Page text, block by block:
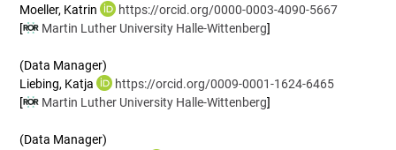
Moeller, Katrin
https://orcid.org/0000-0003-4090-5667
[
Martin Luther University Halle-Wittenberg]
(Data Manager)
Liebing, Katja
https://orcid.org/0009-0001-1624-6465
[
Martin Luther University Halle-Wittenberg]
(Data Manager)